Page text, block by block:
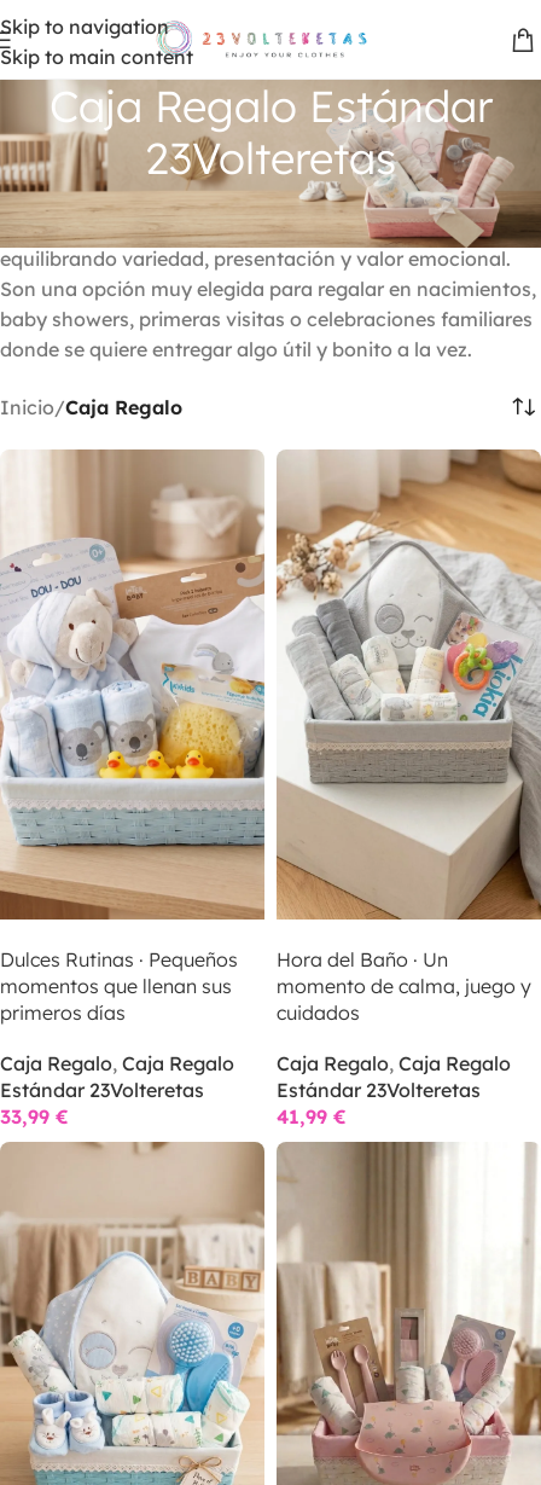
Skip to navigation
Skip to main content
Caja Regalo Estándar
23Volteretas
Las cajas regalo estándar de 23 Volteretas están
diseñadas para quienes buscan un regalo más completo,
equilibrando variedad, presentación y valor emocional.
Son una opción muy elegida para regalar en nacimientos,
baby showers, primeras visitas o celebraciones familiares
donde se quiere entregar algo útil y bonito a la vez.
Inicio Caja Regalo
Dulces Rutinas · Pequeños
momentos que llenan sus
primeros días
Caja Regalo, Caja Regalo
Estándar 23Volteretas
33,99 €
Hora del Baño · Un
momento de calma, juego y
cuidados
Caja Regalo, Caja Regalo
Estándar 23Volteretas
41,99 €